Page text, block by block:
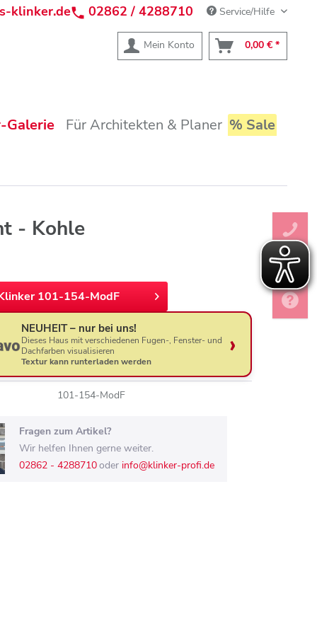
klinker.de 02862 / 4288710 Service/Hilfe
Mein Konto 0,00 € *
Galerie Für Architekten & Planer % Sale
- Kohle
101-154-ModF
NEUHEIT – nur bei uns!
Dieses Haus mit verschiedenen Fugen-, Fenster- und
Dachfarben visualisieren
Textur kann runterladen werden
101-154-ModF
Fragen zum Artikel?
Wir helfen Ihnen gerne weiter.
02862 - 4288710oder info@klinker-profi.de